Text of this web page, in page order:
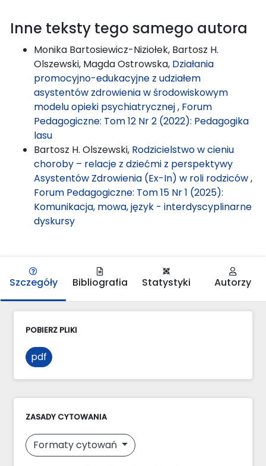
Inne teksty tego samego autora
Monika Bartosiewicz-Niziołek, Bartosz H.
Olszewski, Magda Ostrowska, Działania
promocyjno-edukacyjne z udziałem
asystentów zdrowienia w środowiskowym
modelu opieki psychiatrycznej, Forum
Pedagogiczne: Tom 12 Nr 2 (2022): Pedagogika
lasu
Bartosz H. Olszewski, Rodzicielstwo w cieniu
choroby – relacje z dziećmi z perspektywy
Asystentów Zdrowienia (Ex-In) w roli rodziców,
Forum Pedagogiczne: Tom 15 Nr 1 (2025):
Komunikacja, mowa, język - interdyscyplinarne
dyskursy
Szczegóły Bibliografia Statystyki Autorzy
POBIERZ PLIKI
pdf
ZASADY CYTOWANIA
Formaty cytowań